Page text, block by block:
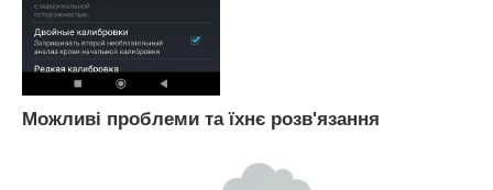
Можливі проблеми та їхнє розв'язання